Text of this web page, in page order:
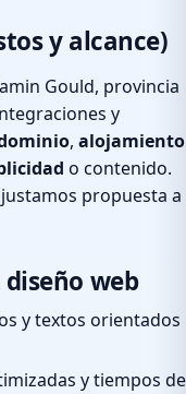
y alcance)
Gould, provincia
y
, alojamiento
o contenido.
propuesta a
web
y textos orientados
y tiempos de